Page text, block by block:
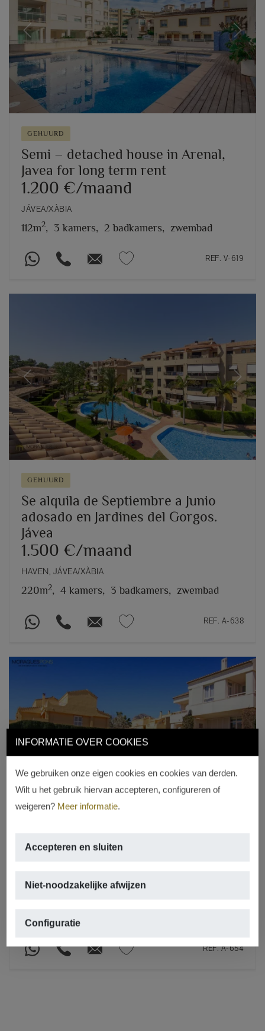
INFORMATIE OVER COOKIES
We gebruiken onze eigen cookies en cookies van derden.
Wilt u het gebruik hiervan accepteren, configureren of
weigeren? Meer informatie.
Accepteren en sluiten
Niet-noodzakelijke afwijzen
Configuratie
Previous Next
GEHUURD
Semi – detached house in Arenal,
Javea for long term rent
1.200 €/maand
JÁVEA/XÀBIA
112m2, 3 kamers, 2 badkamers, zwembad
REF. V-619
Previous Next
GEHUURD
Se alquila de Septiembre a Junio
adosado en Jardines del Gorgos.
Jávea
1.500 €/maand
HAVEN, JÁVEA/XÀBIA
220m2, 4 kamers, 3 badkamers, zwembad
REF. A-638
Previous
GEHUURD
appartementen te huur
132m , 4 kamers,
REF. A-654